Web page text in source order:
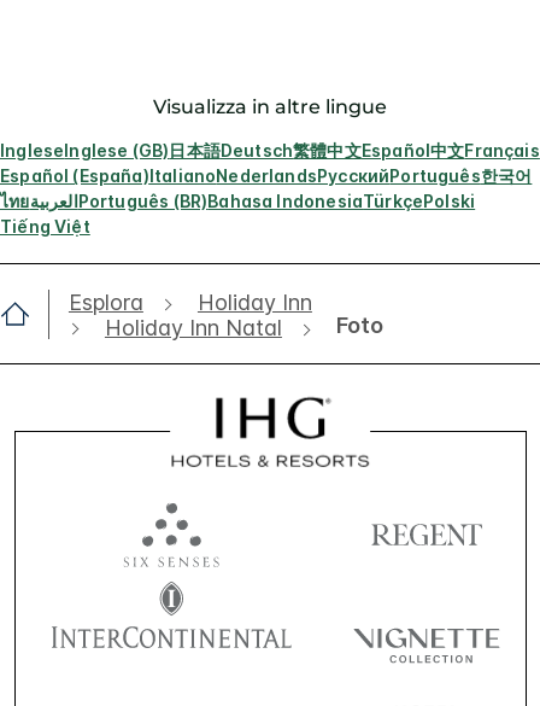
Visualizza in altre lingue
IngleseInglese (GB)日本語Deutsch繁體中文Español中文Français
Español (España)ItalianoNederlandsРусскийPortuguês한국어
ไทยالعربيةPortuguês (BR)Bahasa IndonesiaTürkçePolski
Tiếng Việt
Esplora
Holiday Inn
Holiday Inn Natal
Foto